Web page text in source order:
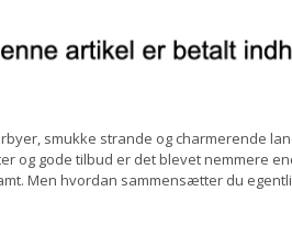
smukke strande og charmerende
og gode tilbud er det blevet nemmere
Men hvordan sammensætter du